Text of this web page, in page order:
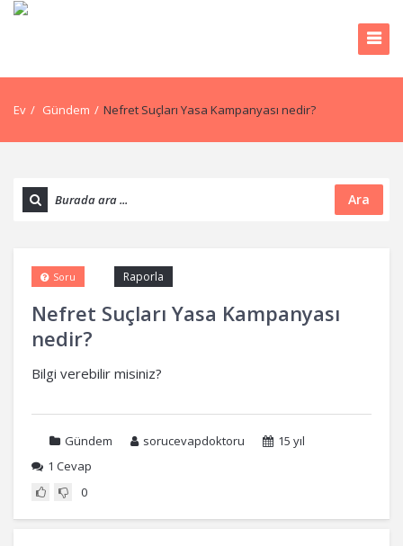
Ev / Gündem / Nefret Suçları Yasa Kampanyası nedir?
Ara
Nefret Suçları Yasa Kampanyası
nedir?
Raporla
Soru
Bilgi verebilir misiniz?
Gündem sorucevapdoktoru
15 yıl
1 Cevap
0